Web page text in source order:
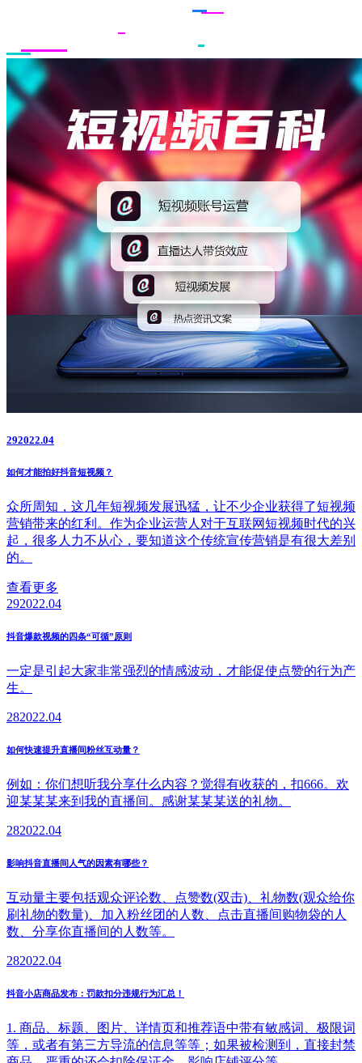
292022.04
如何才能拍好抖音短视频？
众所周知，这几年短视频发展迅猛，让不少企业获得了短视频
营销带来的红利。作为企业运营人对于互联网短视频时代的兴
起，很多人力不从心，要知道这个传统宣传营销是有很大差别
的。
查看更多
292022.04
抖音爆款视频的四条“可循”原则
一定是引起大家非常强烈的情感波动，才能促使点赞的行为产
生。
282022.04
如何快速提升直播间粉丝互动量？
例如：你们想听我分享什么内容？觉得有收获的，扣666。欢
迎某某某来到我的直播间。感谢某某某送的礼物。
282022.04
影响抖音直播间人气的因素有哪些？
互动量主要包括观众评论数、点赞数(双击)、礼物数(观众给你
刷礼物的数量)、加入粉丝团的人数、点击直播间购物袋的人
数、分享你直播间的人数等。
282022.04
抖音小店商品发布：罚款扣分违规行为汇总！
1. 商品、标题、图片、详情页和推荐语中带有敏感词、极限词
等，或者有第三方导流的信息等等；如果被检测到，直接封禁